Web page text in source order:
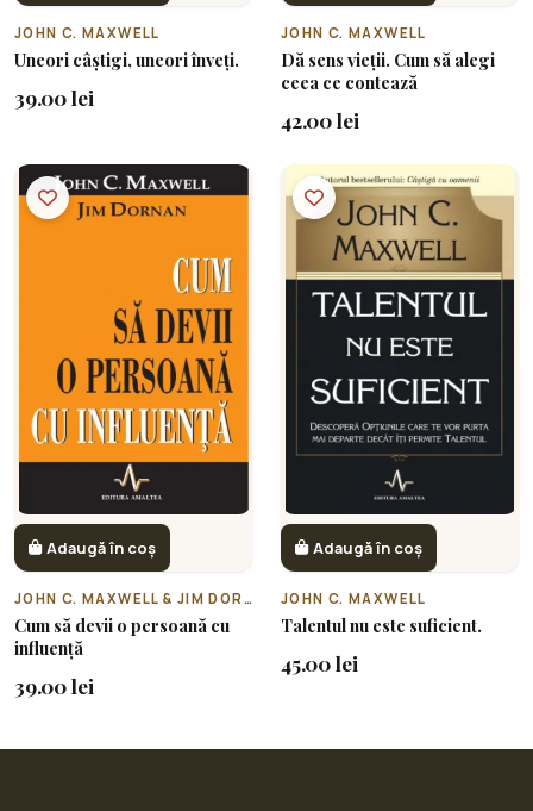
JOHN C. MAXWELL
Uneori câștigi, uneori înveți.
39.00 lei
JOHN C. MAXWELL
Dă sens vieții. Cum să alegi
ceea ce contează
42.00 lei
Adaugă în coș
JOHN C. MAXWELL & JIM DORNAN
Cum să devii o persoană cu
influență
39.00 lei
Adaugă în coș
JOHN C. MAXWELL
Talentul nu este suficient.
45.00 lei